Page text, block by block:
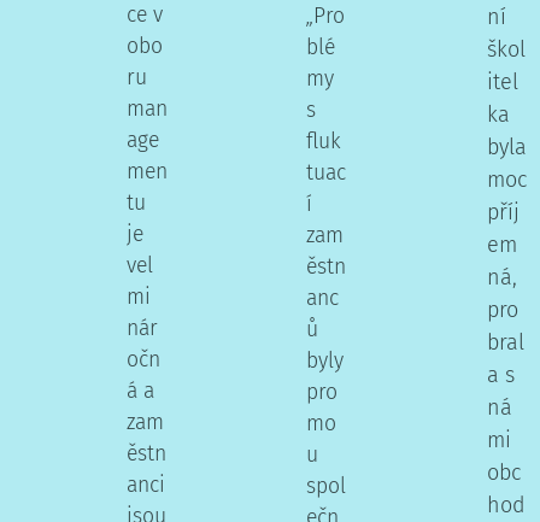
ce v
obo
ru
man
age
men
tu
je
vel
mi
nár
očn
á a
zam
ěstn
anci
jsou
„Pro
blé
my
s
fluk
tuac
í
zam
ěstn
anc
ů
byly
pro
mo
u
spol
ní
škol
itel
ka
byla
moc
příj
em
ná,
pro
bral
a s
ná
mi
obc
hod